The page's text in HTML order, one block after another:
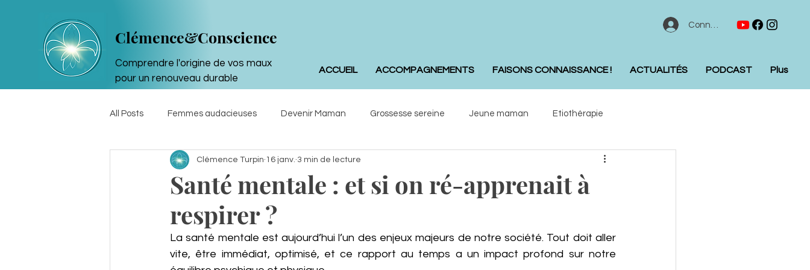
Clémence&Conscience
Comprendre l'origine de vos maux
pour un renouveau durable
Connexion
ACCUEIL ACCOMPAGNEMENTS FAISONS CONNAISSANCE ! ACTUALITÉS PODCAST Plus
All Posts Femmes audacieuses Devenir Maman Grossesse sereine Jeune maman Etiothérapie
Atypie et amour de soi Sophrologie
Santé mentale : et si on ré-apprenait à
respirer ?
Clémence Turpin 16 janv. 3 min de lecture
La santé mentale est aujourd’hui l’un des enjeux majeurs de notre société. Tout doit aller
vite, être immédiat, optimisé, et ce rapport au temps a un impact profond sur notre